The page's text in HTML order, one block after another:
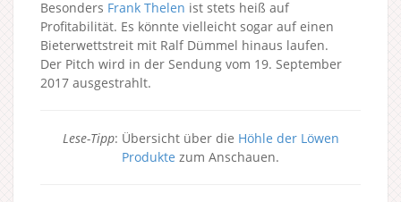
Besonders Frank Thelen ist stets heiß auf
Profitabilität. Es könnte vielleicht sogar auf einen
Bieterwettstreit mit Ralf Dümmel hinaus laufen.
Der Pitch wird in der Sendung vom 19. September
2017 ausgestrahlt.
Lese-Tipp: Übersicht über die Höhle der Löwen
Produkte zum Anschauen.